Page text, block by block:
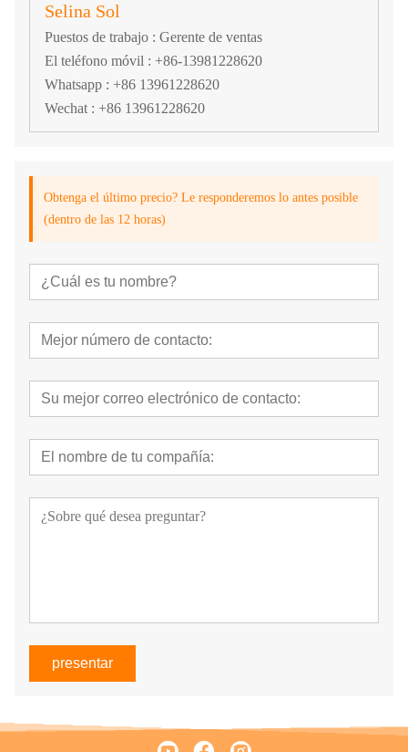
Selina Sol
Puestos de trabajo : Gerente de ventas
El teléfono móvil : +86-13981228620
Whatsapp : +86 13961228620
Wechat : +86 13961228620
Obtenga el último precio? Le responderemos lo antes posible
(dentro de las 12 horas)
presentar